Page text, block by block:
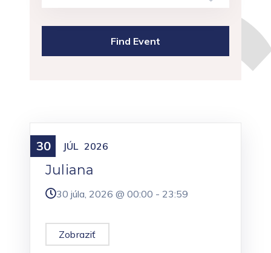
30 JÚL 2026
Meniny
Juliana
30 júla, 2026 @ 00:00 - 23:59
Zobraziť